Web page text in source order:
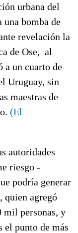
urbana del
una bomba de
revelación la
de Ose, al
a un cuarto de
Uruguay, sin
maestras de
(El
autoridades
riesgo -
podría generar
quien agregó
mil personas, y
el punto de más